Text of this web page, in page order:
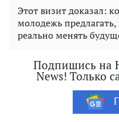
Этот визит доказал:
молодежь предлагать,
реально менять
Подпишись на
News! Только